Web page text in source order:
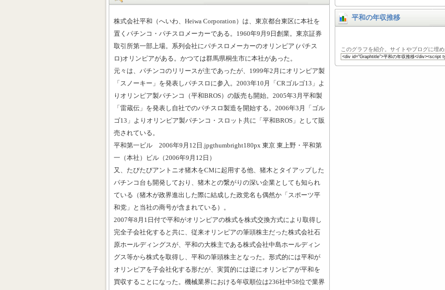
株式会社平和（へいわ、Heiwa Corporation）は、東京都台東区に本社を
置くパチンコ・パチスロメーカーである。1960年9月9日創業。東京証券
取引所第一部上場。系列会社にパチスロメーカーのオリンピア (パチス
ロ)オリンピアがある。かつては群馬県桐生市に本社があった。
元々は、パチンコのリリースが主であったが、1999年2月にオリンピア製
「スノーキー」を発表しパチスロに参入。2003年10月「CRゴルゴ13」よ
りオリンピア製パチンコ（平和BROS）の販売も開始。2005年3月平和製
「雷蔵伝」を発表し自社でのパチスロ製造を開始する。2006年3月「ゴル
ゴ13」よりオリンピア製パチンコ・スロット共に「平和BROS」として販
売されている。
平和第一ビル 2006年9月12日.jpgthumbright180px 東京 東上野・平和第
一（本社）ビル（2006年9月12日）
又、たびたびアントニオ猪木をCMに起用する他、猪木とタイアップした
パチンコ台も開発しており、猪木との繋がりの深い企業としても知られ
ている（猪木が政界進出した際に結成した政党名も偶然か「スポーツ平
和党」と当社の商号が含まれている）。
2007年8月1日付で平和がオリンピアの株式を株式交換方式により取得し
完全子会社化すると共に、従来オリンピアの筆頭株主だった株式会社石
原ホールディングスが、平和の大株主である株式会社中島ホールディン
グス等から株式を取得し、平和の筆頭株主となった。形式的には平和が
オリンピアを子会社化する形だが、実質的には逆にオリンピアが平和を
買収することになった。機械業界における年収順位は236社中58位で業界
平和の年収推移
このグラフを紹介。サイトやブログに埋